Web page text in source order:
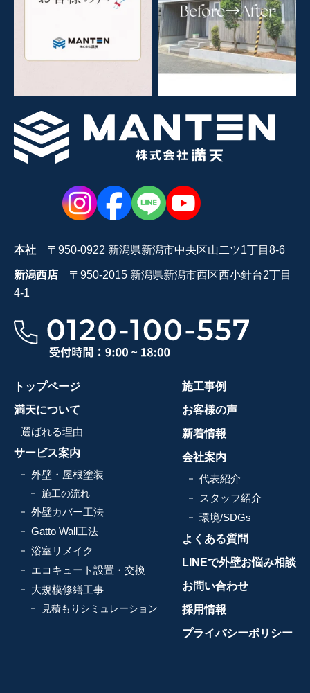
本社 〒950-0922 新潟県新潟市中央区山二ツ1丁目8-6
新潟西店 〒950-2015 新潟県新潟市西区西小針台2丁目
4-1
トップページ
満天について
選ばれる理由
サービス案内
外壁・屋根塗装
施工の流れ
外壁カバー工法
Gatto Wall工法
浴室リメイク
エコキュート設置・交換
大規模修繕工事
見積もりシミュレーション
施工事例
お客様の声
新着情報
会社案内
代表紹介
スタッフ紹介
環境/SDGs
よくある質問
LINEで外壁お悩み相談
お問い合わせ
採用情報
プライバシーポリシー